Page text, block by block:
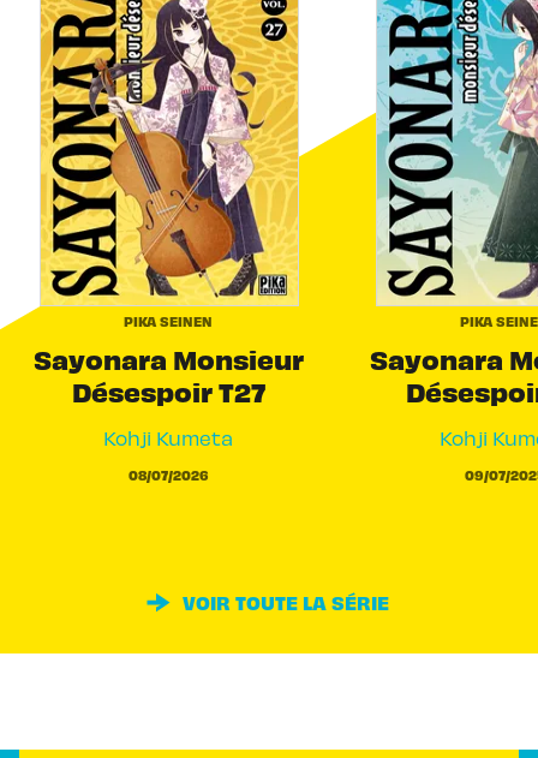
PIKA SEINEN
Sayonara Monsieur
Désespoir T27
Kohji Kumeta
08/07/2026
PIKA
Sayonara
Kohji
09/07/
VOIR TOUTE LA SÉRIE